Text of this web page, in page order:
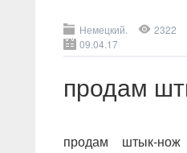
Немецкий.
2322
09.04.17
продам
продам штык-